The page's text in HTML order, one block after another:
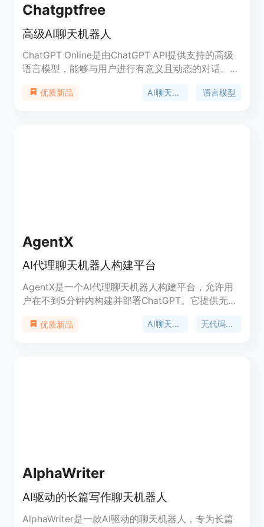
Chatgptfree
高级AI聊天机器人
ChatGPT Online是由ChatGPT API提供支持的高级
语言模型，能够与用户进行有意义且动态的对话。它
靠的对话伙伴。
优质新品 AI聊天机器人 语言模型
AgentX
AI代理聊天机器人构建平台
AgentX是一个AI代理聊天机器人构建平台，允许用
户在不到5分钟内构建并部署ChatGPT。它提供无代
到网站、Slack、WhatsApp、电子邮件等。
优质新品 AI聊天机器人 无代码平台
AlphaWriter
AI驱动的长篇写作聊天机器人
AlphaWriter是一款AI驱动的聊天机器人，专为长篇